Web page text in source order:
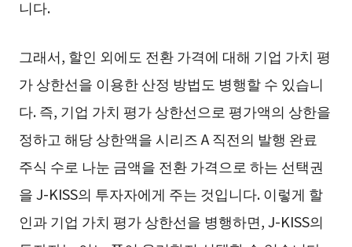
니다.
그래서, 할인 외에도 전환 가격에 대해 기업 가치 평
가 상한선을 이용한 산정 방법도 병행할 수 있습니
다. 즉, 기업 가치 평가 상한선으로 평가액의 상한을
정하고 해당 상한액을 시리즈 A 직전의 발행 완료
주식 수로 나눈 금액을 전환 가격으로 하는 선택권
을 J-KISS의 투자자에게 주는 것입니다. 이렇게 할
인과 기업 가치 평가 상한선을 병행하면, J-KISS의